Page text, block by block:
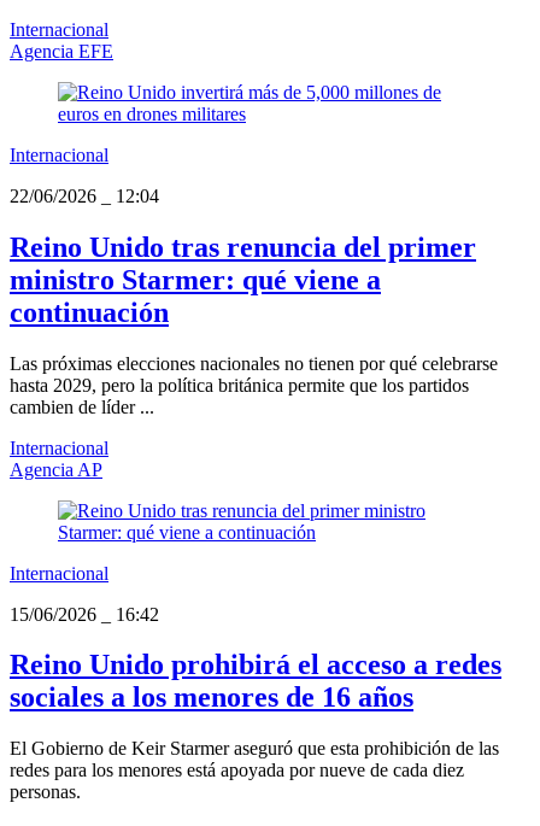
Internacional
Agencia EFE
Internacional
22/06/2026
12:04
Reino Unido tras renuncia del primer
ministro Starmer: qué viene a
continuación
Las próximas elecciones nacionales no tienen por qué celebrarse
hasta 2029, pero la política británica permite que los partidos
cambien de líder ...
Internacional
Agencia AP
Internacional
15/06/2026
16:42
Reino Unido prohibirá el acceso a redes
sociales a los menores de 16 años
El Gobierno de Keir Starmer aseguró que esta prohibición de las
redes para los menores está apoyada por nueve de cada diez
personas.